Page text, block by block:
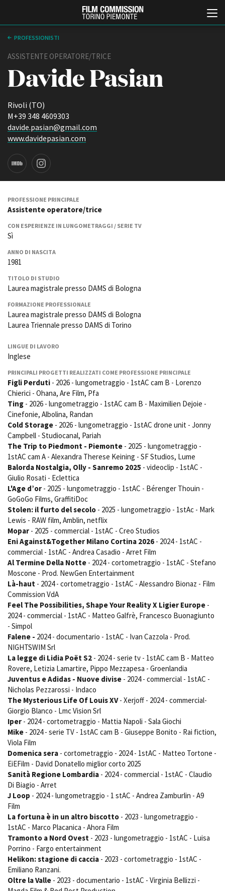
ABOUT
Chi siamo
Contatti
La sede
Partner
Bilancio sociale
Amministrazione
Bandi e gare
Sostenibilità ambientale
SERVIZI
Servizi generali
Spazi nella sede FCTP
Sala Paolo Tenna
FILM FUNDS
Piemonte Film Tv Fund
Piemonte Film Tv
Development Fund
Piemonte Doc Film Fund
Short Film Fund
PRODUCTION GUIDE
Società di produzione
Strutture di servizio
Professionisti
Attrici-Attori
Beginners
LOCATION GUIDE
FILM DATABASE
BOOK DATABASE
NEWS
CASTING
International Film Festival
Rotterdam
Biografilm Festival - Bio to B
Industry Days
Mostra Internazionale d’Arte
Toronto International Film
Festa del Cinema di Roma
Torino Film Festival
David di Donatello
Nastri d’Argento
Location - Accedi al tuo
profilo
Location - Nuovo utente
Newsletter
Lavora con noi
Lavoro
Elenco Operatori Economici
per affidamento lavori in
economia
Amministrazione trasparente
Bandi e gare
Contatti
Cookie policy
Whistleblowing
Credits
PROFESSIONISTI
ASSISTENTE OPERATORE/TRICE
Davide Pasian
Rivoli (TO)
M+39 348 4609303
davide.pasian@gmail.com
www.davidepasian.com
PROFESSIONE PRINCIPALE
Assistente operatore/trice
CON ESPERIENZE IN LUNGOMETRAGGI / SERIE TV
Sì
ANNO DI NASCITA
1981
TITOLO DI STUDIO
Laurea magistrale presso DAMS di Bologna
FORMAZIONE PROFESSIONALE
Laurea magistrale presso DAMS di Bologna
Laurea Triennale presso DAMS di Torino
LINGUE DI LAVORO
Inglese
PRINCIPALI PROGETTI REALIZZATI COME PROFESSIONE PRINCIPALE
Figli Perduti - 2026 - lungometraggio - 1stAC cam B - Lorenzo
Chierici - Ohana, Are Film, Pfa
Ting - 2026 - lungometraggio - 1stAC cam B - Maximilien Dejoie -
Cinefonie, Albolina, Randan
Cold Storage - 2026 - lungometraggio - 1stAC drone unit - Jonny
Campbell - Studiocanal, Pariah
The Trip to Piedmont - Piemonte - 2025 - lungometraggio -
1stAC cam A - Alexandra Therese Keining - SF Studios, Lume
Balorda Nostalgia, Olly - Sanremo 2025 - videoclip - 1stAC -
Giulio Rosati - Eclettica
L'Age d’or - 2025 - lungometraggio - 1stAC - Bérenger Thouin -
GoGoGo Films, GraffitiDoc
Stolen: il furto del secolo - 2025 - lungometraggio - 1stAc - Mark
Lewis - RAW film, Amblin, netflix
Mopar - 2025 - commercial - 1stAC - Creo Studios
Eni Against&Together Milano Cortina 2026 - 2024 - 1stAC -
commercial - 1stAC - Andrea Casadio - Arret Film
Al Termine Della Notte - 2024 - cortometraggio - 1stAC - Stefano
Moscone - Prod. NewGen Entertainment
Là-haut - 2024 - cortometraggio - 1stAC - Alessandro Bionaz - Film
Commission VdA
Feel The Possibilities, Shape Your Reality X Ligier Europe -
2024 - commercial - 1stAC - Matteo Galfrè, Francesco Buonagiunto
- Simpol
Falene - 2024 - documentario - 1stAC - Ivan Cazzola - Prod.
NIGHTSWIM Srl
La legge di Lidia Poët S2 - 2024 - serie tv - 1stAC cam B - Matteo
Rovere, Letizia Lamartire, Pippo Mezzapesa - Groenlandia
Juventus e Adidas - Nuove divise - 2024 - commercial - 1stAC -
Nicholas Pezzarossi - Indaco
The Mysterious Life Of Louis XV- Xerjoff - 2024 - commercial-
Giorgio Blanco - Lmc Vision Srl
Iper - 2024 - cortometraggio - Mattia Napoli - Sala Giochi
Mike - 2024 - serie TV - 1stAC cam B - Giuseppe Bonito - Rai fiction,
Viola Film
Domenica sera - cortometraggio - 2024 - 1stAC - Matteo Tortone -
EiEFilm - David Donatello miglior corto 2025
Sanità Regione Lombardia - 2024 - commercial - 1stAC - Claudio
Di Biagio - Arret
J Loop - 2024 - lungometraggio - 1 stAC - Andrea Zamburlin - A9
Film
La fortuna è in un altro biscotto - 2023 - lungometraggio -
1stAC - Marco Placanica - Ahora Film
Tramonto a Nord Ovest - 2023 - lungometraggio - 1stAC - Luisa
Porrino - Fargo entertainment
Helikon: stagione di caccia - 2023 - cortometraggio - 1stAC -
Emiliano Ranzani.
Oltre la Valle - 2023 - documentario - 1stAC - Virginia Bellizzi -